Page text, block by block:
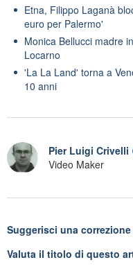
Etna, Filippo Laganà
euro per Palermo'
Monica Bellucci madre
Locarno
'La La Land' torna a
10 anni
Pier Luigi Crivelli
Video Maker
Suggerisci una correzione
Valuta il titolo di questo